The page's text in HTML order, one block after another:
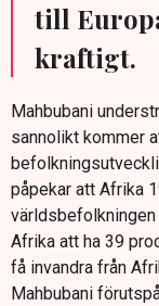
till
kraftigt.
Mahbubani
sannolikt kommer
påpekar att Afrika
världsbefolkningen
Afrika att ha 39
få invandra från
Mahbubani